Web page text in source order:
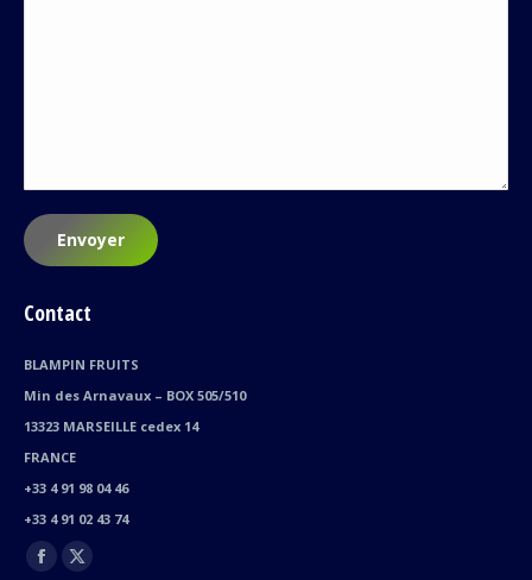
Envoyer
Contact
BLAMPIN FRUITS
Min des Arnavaux – BOX 505/510
13323 MARSEILLE cedex 14
FRANCE
+33 4 91 98 04 46
+33 4 91 02 43 74
Trouvez nous sur :
Facebook
X